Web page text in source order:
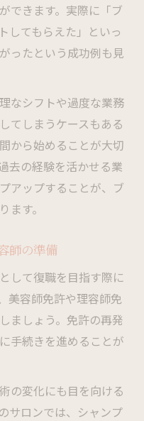
近職場の魅力
容師パートの特徴
師で時短を実現
バイトの新常識
勤務を始めるコツ
シフト選びの工夫
時間を上手に両立
理美容師アルバイ
ルを活かす方法
を再発揮するポイ
パートが活躍でき
る最新トレンド技
美容師パートサポ
できます。実際に「ブ
してもらえた」といっ
ったという成功例も見
なシフトや過度な業務
てしまうケースもある
から始めることが大切
去の経験を活かせる業
アップすることが、ブ
ます。
師の準備
して復職を目指す際に
美容師免許や理容師免
ましょう。免許の再発
手続きを進めることが
の変化にも目を向ける
サロンでは、シャンプ